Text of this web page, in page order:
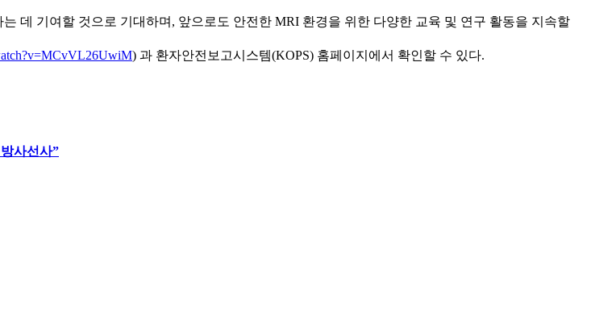
데 기여할 것으로 기대하며, 앞으로도 안전한 MRI 환경을 위한 다양한 교육 및 연구 활동을 지속할
) 과 환자안전보고시스템(KOPS) 홈페이지에서 확인할 수 있다.
사선사”